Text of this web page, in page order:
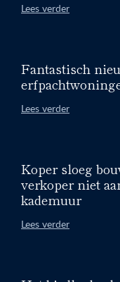
Lees verder
Fantastisch
Lees verder
Koper sloeg
verkoper niet
kademuur
Lees verder